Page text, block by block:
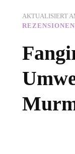
AKTUALISIERT
REZENSIONEN